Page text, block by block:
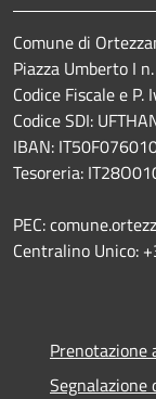
Comune di
Piazza Umberto I
Codice Fiscale e
Codice SDI:
IBAN:
Tesoreria:
PEC:
Centralino Unico:
Prenotazione
Segnalazione